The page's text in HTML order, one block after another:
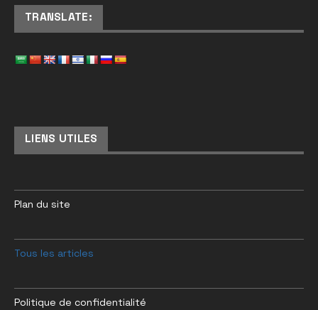
TRANSLATE:
LIENS UTILES
Plan du site
Tous les articles
Politique de confidentialité